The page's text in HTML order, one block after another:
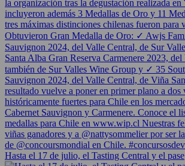
Hasta el 17 de julio, el Tasting Central y el pase